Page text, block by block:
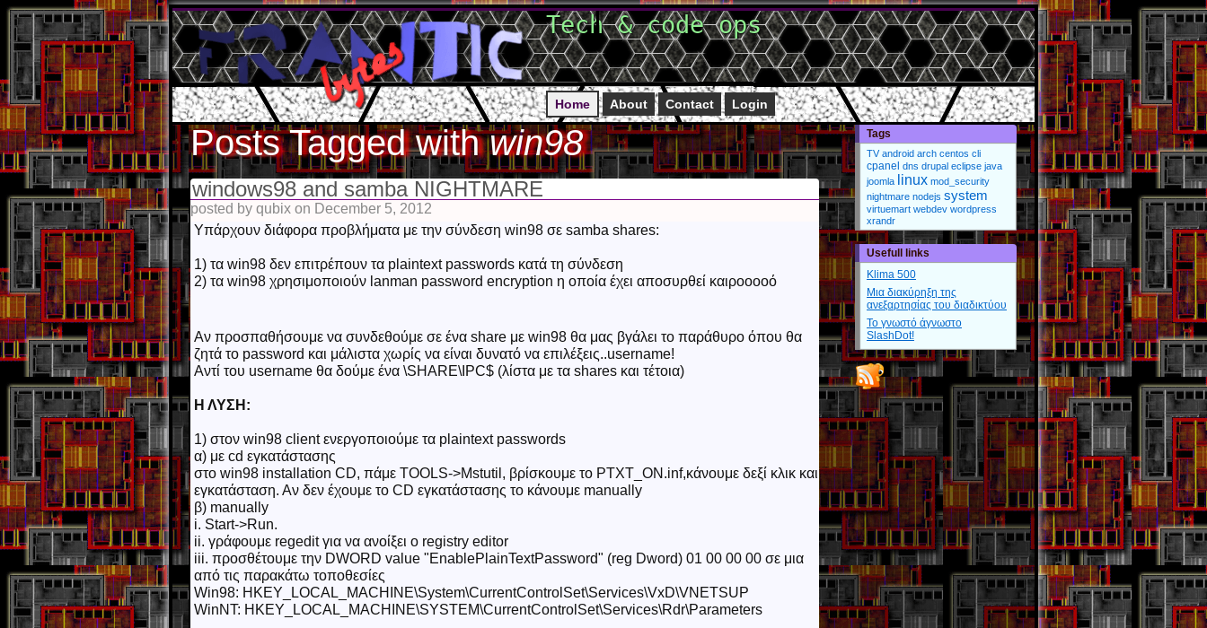
Tech & code ops
Home About Contact Login
Posts Tagged withwin98
windows98 and samba NIGHTMARE
posted by qubix on December 5, 2012
Υπάρχουν διάφορα προβλήματα με την σύνδεση win98 σε samba shares:
1) τα win98 δεν επιτρέπουν τα plaintext passwords κατά τη σύνδεση
2) τα win98 χρησιμοποιούν lanman password encryption η οποία έχει αποσυρθεί καιροοοοό
Αν προσπαθήσουμε να συνδεθούμε σε ένα share με win98 θα μας βγάλει το παράθυρο όπου θα
ζητά το password και μάλιστα χωρίς να είναι δυνατό να επιλέξεις..username!
Αντί του username θα δούμε ένα \SHARE\IPC$ (λίστα με τα shares και τέτοια)
Η ΛΥΣΗ:
1) στον win98 client ενεργοποιούμε τα plaintext passwords
α) με cd εγκατάστασης
στο win98 installation CD, πάμε TOOLS->Mstutil, βρίσκουμε το PTXT_ON.inf,κάνουμε δεξί κλικ και
εγκατάσταση. Αν δεν έχουμε το CD εγκατάστασης το κάνουμε manually
β) manually
i. Start->Run.
ii. γράφουμε regedit για να ανοίξει ο registry editor
iii. προσθέτουμε την DWORD value "EnablePlainTextPassword" (reg Dword) 01 00 00 00 σε μια
από τις παρακάτω τοποθεσίες
Win98: HKEY_LOCAL_MACHINE\System\CurrentControlSet\Services\VxD\VNETSUP
WinNT: HKEY_LOCAL_MACHINE\SYSTEM\CurrentControlSet\Services\Rdr\Parameters
Tags
TV android arch centos cli
cpanel dns drupal eclipse java
joomla
linux mod_security
nightmare nodejs system
virtuemart webdev wordpress
xrandr
Usefull links
Klima 500
Μια διακύρηξη της
ανεξαρτησίας του διαδικτύου
Το γνωστό άγνωστο
SlashDot!